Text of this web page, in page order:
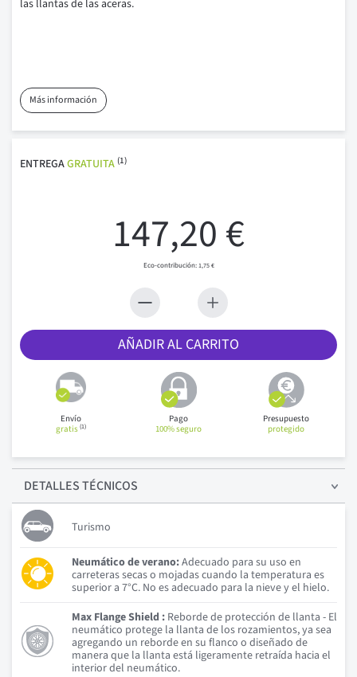
las llantas de las aceras.
Más información
ENTREGAGRATUITA (1)
147,20 €
1,75 €
AÑADIR AL CARRITO
Envío
gratis(1)
Pago
100% seguro
Presupuesto
protegido
DETALLESTÉCNICOS
Turismo
Neumático de verano:Adecuado para su uso en
carreteras secas o mojadas cuando la temperatura es
superior a 7°C. No es adecuado para la nieve y el hielo.
Max Flange Shield : Reborde de protección de llanta - El
neumático protege la llanta de los rozamientos, ya sea
agregando un reborde en su flanco o diseñado de
manera que la llanta está ligeramente retraída hacia el
interior del neumático.